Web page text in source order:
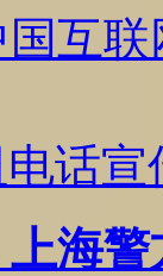
国互
话宣
海